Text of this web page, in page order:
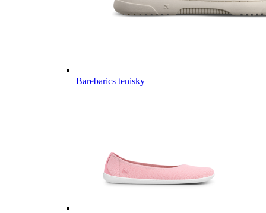
Barebarics tenisky